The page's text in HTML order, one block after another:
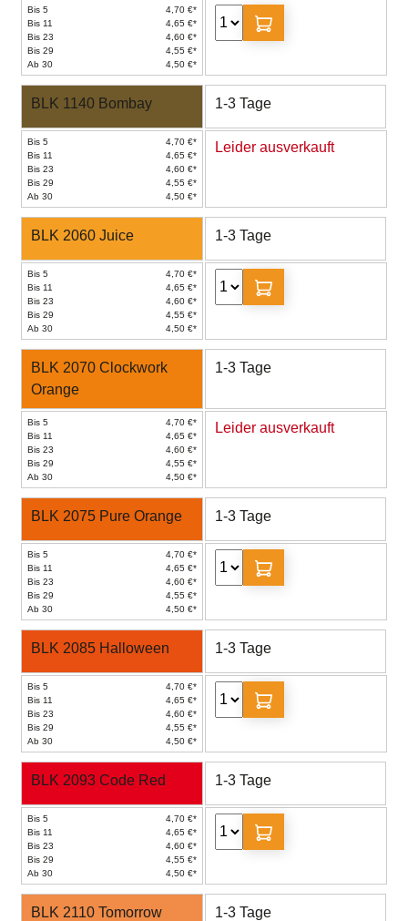
Bis 5
4,70 €*
Bis 11
4,65 €*
Bis 23
4,60 €*
Bis 29
4,55 €*
Ab 30
4,50 €*
BLK 1140 Bombay 1-3 Tage
Bis 5
4,70 €*
Bis 11
4,65 €*
Bis 23
4,60 €*
Bis 29
4,55 €*
Ab 30
4,50 €*
Leider ausverkauft
BLK 2060 Juice 1-3 Tage
Bis 5
4,70 €*
Bis 11
4,65 €*
Bis 23
4,60 €*
Bis 29
4,55 €*
Ab 30
4,50 €*
BLK 2070 Clockwork
Orange
1-3 Tage
Bis 5
4,70 €*
Bis 11
4,65 €*
Bis 23
4,60 €*
Bis 29
4,55 €*
Ab 30
4,50 €*
Leider ausverkauft
BLK 2075 Pure Orange 1-3 Tage
Bis 5
4,70 €*
Bis 11
4,65 €*
Bis 23
4,60 €*
Bis 29
4,55 €*
Ab 30
4,50 €*
BLK 2085 Halloween 1-3 Tage
Bis 5
4,70 €*
Bis 11
4,65 €*
Bis 23
4,60 €*
Bis 29
4,55 €*
Ab 30
4,50 €*
BLK 2093 Code Red 1-3 Tage
Bis 5
4,70 €*
Bis 11
4,65 €*
Bis 23
4,60 €*
Bis 29
4,55 €*
Ab 30
4,50 €*
BLK 2110 Tomorrow 1-3 Tage